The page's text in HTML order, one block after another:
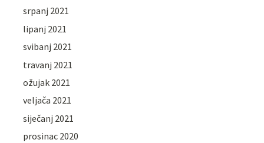
srpanj 2021
lipanj 2021
svibanj 2021
travanj 2021
ožujak 2021
veljača 2021
siječanj 2021
prosinac 2020